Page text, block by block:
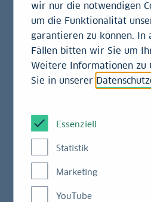
In diesem Podcast diskutiert
LBBW Research
Entwicklungen der
und ihre Auswirkungen auf
Unternehmen.
LBBW
2026:
als Strategie
wir nur die notwendigen
um die Funktionalität
garantieren zu können. In
Fällen bitten wir Sie um
Weitere Informationen zu
Sie in unserer
Essenziell
Statistik
Marketing
YouTube